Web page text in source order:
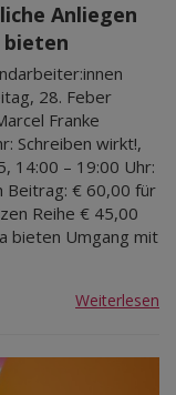
Anliegen
bieten
28. Feber
Franke
Schreiben wirkt!,
14:00 – 19:00 Uhr:
Beitrag: € 60,00 für
Reihe € 45,00
bieten Umgang mit
Weiterlesen